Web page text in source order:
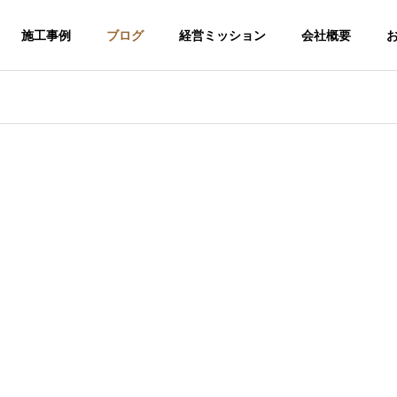
施工事例 ブログ 経営ミッション 会社概要